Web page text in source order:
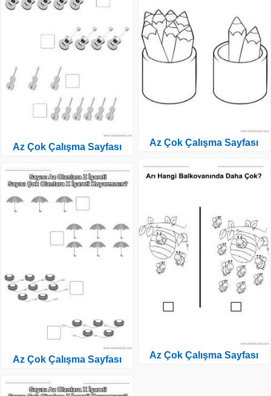
Az Çok Çalışma Sayfası
Az Çok Çalışma Sayfası
Az Çok Çalışma Sayfası
Az Çok Çalışma Sayfası